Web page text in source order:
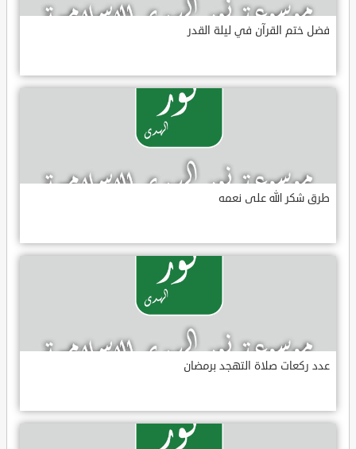
فضل ختم القرآن في ليلة القدر
طرق شكر الله على نعمه
عدد ركعات صلاة التهجد برمضان